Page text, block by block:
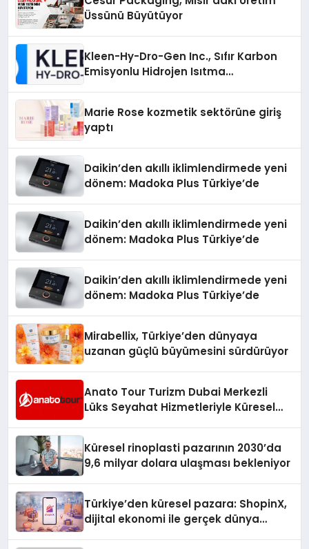
Üssünü Büyütüyor
Kleen-Hy-Dro-Gen Inc., Sıfır Karbon
Emisyonlu Hidrojen Isıtma
Marie Rose kozmetik sektörüne giriş
yaptı
Daikin’den akıllı iklimlendirmede yeni
dönem: Madoka Plus Türkiye’de
Daikin’den akıllı iklimlendirmede yeni
dönem: Madoka Plus Türkiye’de
Daikin’den akıllı iklimlendirmede yeni
dönem: Madoka Plus Türkiye’de
Mirabellix, Türkiye’den dünyaya
uzanan güçlü büyümesini sürdürüyor
Anato Tour Turizm Dubai Merkezli
Lüks Seyahat Hizmetleriyle Küresel
Küresel rinoplasti pazarının 2030’da
9,6 milyar dolara ulaşması bekleniyor
Türkiye’den küresel pazara: ShopinX,
dijital ekonomi ile gerçek dünya